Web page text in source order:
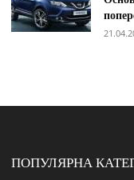
ПОПУЛЯРНА